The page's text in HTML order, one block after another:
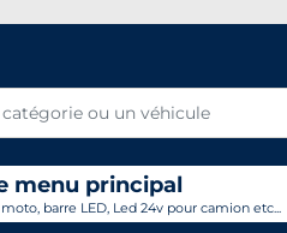
menu principal
barre LED, Led 24v pour camion etc...